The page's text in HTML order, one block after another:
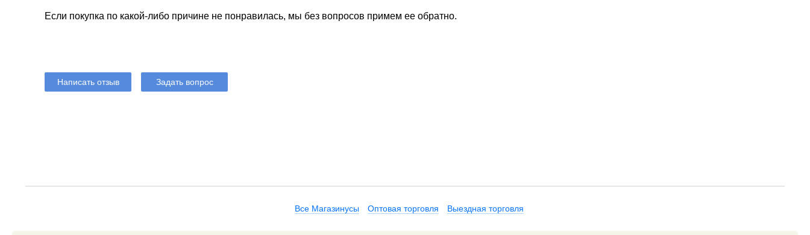
Если покупка по какой-либо причине не понравилась, мы без вопросов примем ее обратно.
Написать отзыв Задать вопрос
Все Магазинусы Оптовая торговля Выездная торговля